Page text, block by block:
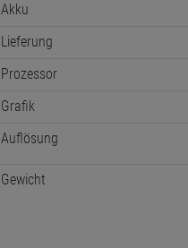
Akku
Lieferung
Prozessor
Grafik
Auflösung
Gewicht